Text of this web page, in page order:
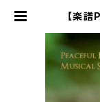
【楽
o
ルミ
ミュー